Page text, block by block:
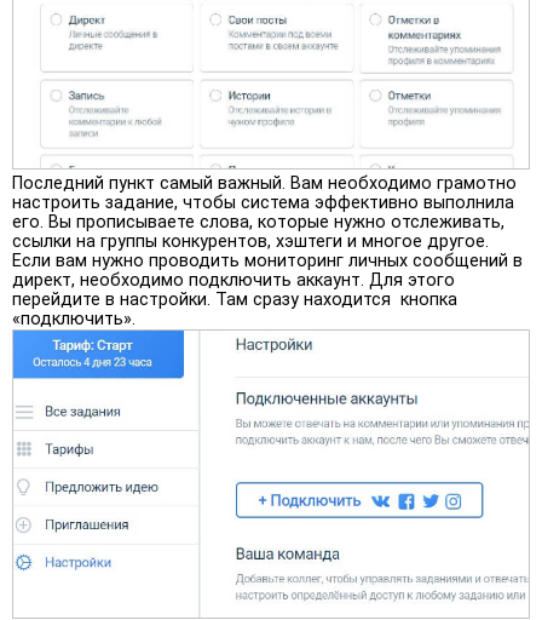
Последний пункт самый важный. Вам необходимо грамотно
настроить задание, чтобы система эффективно выполнила
его. Вы прописываете слова, которые нужно отслеживать,
ссылки на группы конкурентов, хэштеги и многое другое.
Если вам нужно проводить мониторинг личных сообщений в
директ, необходимо подключить аккаунт. Для этого
перейдите в настройки. Там сразу находится кнопка
«подключить».